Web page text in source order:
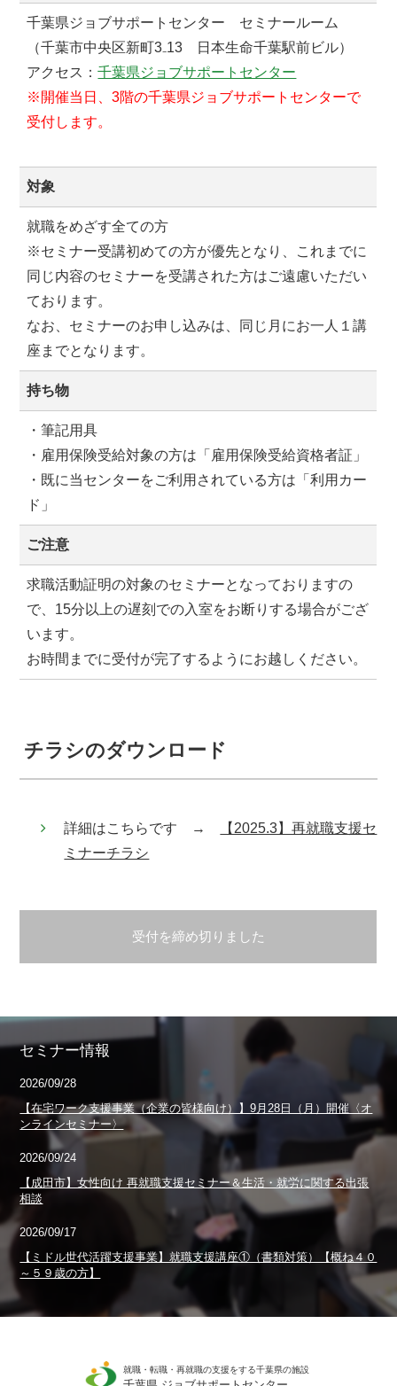
千葉県ジョブサポートセンター セミナールーム
（千葉市中央区新町3₋13 日本生命千葉駅前ビル）
アクセス：千葉県ジョブサポートセンター
※開催当日、3階の千葉県ジョブサポートセンターで
受付します。
対象
就職をめざす全ての方
※セミナー受講初めての方が優先となり、これまでに
同じ内容のセミナーを受講された方はご遠慮いただい
ております。
なお、セミナーのお申し込みは、同じ月にお一人１講
座までとなります。
持ち物
・筆記用具
・雇用保険受給対象の方は「雇用保険受給資格者証」
・既に当センターをご利用されている方は「利用カー
ド」
ご注意
求職活動証明の対象のセミナーとなっておりますの
で、15分以上の遅刻での入室をお断りする場合がござ
います。
お時間までに受付が完了するようにお越しください。
チラシのダウンロード
詳細はこちらです →
【2025.3】再就職支援セ
ミナーチラシ
受付を締め切りました
セミナー情報
2026/09/28
【在宅ワーク支援事業（企業の皆様向け）】9月28日（月）開催〈オ
ンラインセミナー〉
2026/09/24
【成田市】女性向け 再就職支援セミナー＆生活・就労に関する出張
相談
2026/09/17
【ミドル世代活躍支援事業】就職支援講座①（書類対策）【概ね４０
～５９歳の方】
就職・転職・再就職の支援をする千葉県の施設